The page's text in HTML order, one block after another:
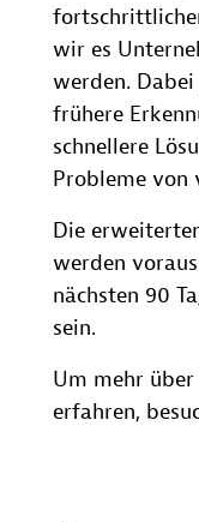
wir es
werden.
frühere
schnellere
Probleme von
Die
werden
nächsten 90
sein.
Um mehr
erfahren,